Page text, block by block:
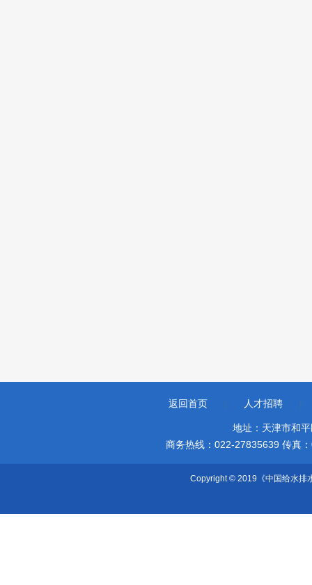
返回首页 | 人才招聘 |
地址：天津市和
商务热线：022-27835639 传真
Copyright © 2019《中国给水排